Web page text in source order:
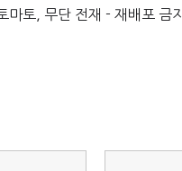
토, 무단 전재 - 재배포 금지